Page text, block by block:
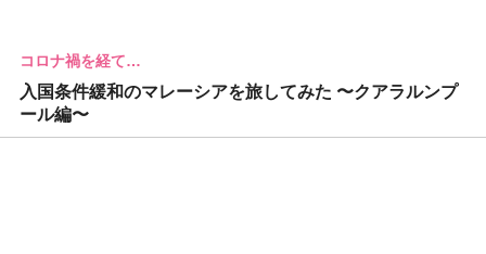
コロナ禍を経て…
入国条件緩和のマレーシアを旅してみた 〜クアラルンプ
ール編〜